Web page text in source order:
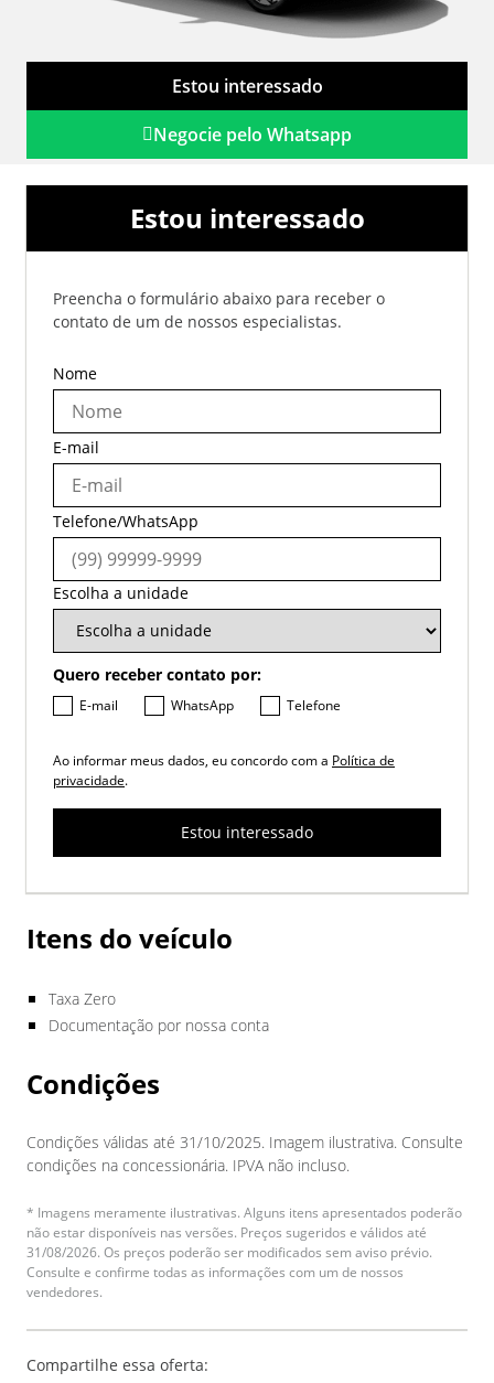
Estou interessado
Negocie pelo Whatsapp
Estou interessado
Preencha o formulário abaixo para receber o
contato de um de nossos especialistas.
Nome
E-mail
Telefone/WhatsApp
Escolha a unidade
Quero receber contato por:
E-mail WhatsApp Telefone
Ao informar meus dados, eu concordo com a Política de
privacidade.
Estou interessado
Itens do veículo
Taxa Zero
Documentação por nossa conta
Condições
Condições válidas até 31/10/2025. Imagem ilustrativa. Consulte
condições na concessionária. IPVA não incluso.
* Imagens meramente ilustrativas. Alguns itens apresentados poderão
não estar disponíveis nas versões. Preços sugeridos e válidos até
31/08/2026. Os preços poderão ser modificados sem aviso prévio.
Consulte e confirme todas as informações com um de nossos
vendedores.
Compartilhe essa oferta: